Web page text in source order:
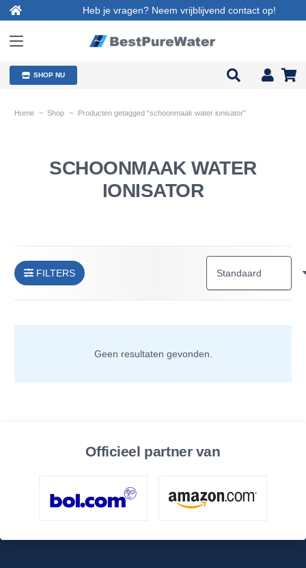
Heb je vragen? Neem vrijblijvend contact op!
SHOP NU
Home ~ Shop ~ Producten getagged “schoonmaak water ionisator”
SCHOONMAAK WATER
IONISATOR
FILTERS
Geen resultaten gevonden.
Officieel partner van